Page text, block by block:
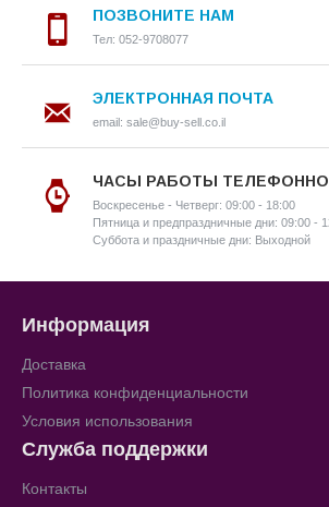
ПОЗВОНИТЕ НАМ
Тел: 052-9708077
ЭЛЕКТРОННАЯ ПОЧТА
email: sale@buy-sell.co.il
ЧАСЫ РАБОТЫ
Воскресенье - Четверг: 09:00 - 18:00
Пятница и предпраздничные дни: 09:00 -
Суббота и праздничные дни: Выходной
Информация
Доставка
Политика конфиденциальности
Условия использования
Служба поддержки
Контакты